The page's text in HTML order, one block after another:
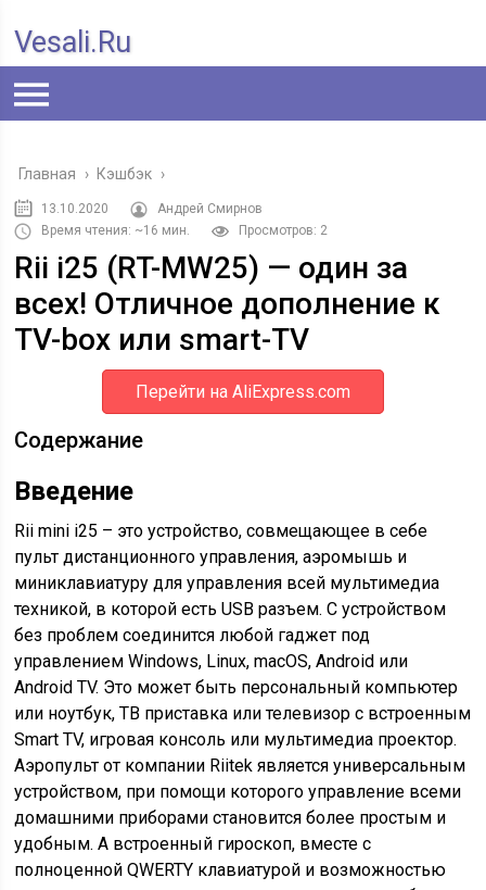
Vesali.ru
Главная › Кэшбэк ›
13.10.2020
Андрей Смирнов
Время чтения: ~16 мин.
Просмотров: 2
Rii i25 (RT-MW25) — один за
всех! Отличное дополнение к
TV-box или smart-TV
Перейти на AliExpress.com
Содержание
Введение
Rii mini i25 – это устройство, совмещающее в себе
пульт дистанционного управления, аэромышь и
миниклавиатуру для управления всей мультимедиа
техникой, в которой есть USB разъем. С устройством
без проблем соединится любой гаджет под
управлением Windows, Linux, macOS, Android или
Android TV. Это может быть персональный компьютер
или ноутбук, ТВ приставка или телевизор с встроенным
Smart TV, игровая консоль или мультимедиа проектор.
Аэропульт от компании Riitek является универсальным
устройством, при помощи которого управление всеми
домашними приборами становится более простым и
удобным. А встроенный гироскоп, вместе с
полноценной QWERTY клавиатурой и возможностью